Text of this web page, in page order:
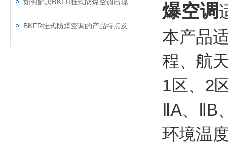
爆空调
本产品
程、航
1区、2
ⅡA、
环境温